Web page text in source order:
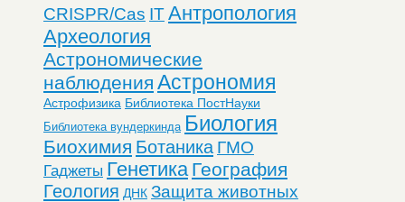
CRISPR/Cas ITАнтропология
Археология
Астрономические
наблюдения Астрономия
Астрофизика Библиотека ПостНауки
Библиотека вундеркинда Биология
Биохимия Ботаника ГМО
Гаджеты Генетика География
Геология ДНК Защита животных